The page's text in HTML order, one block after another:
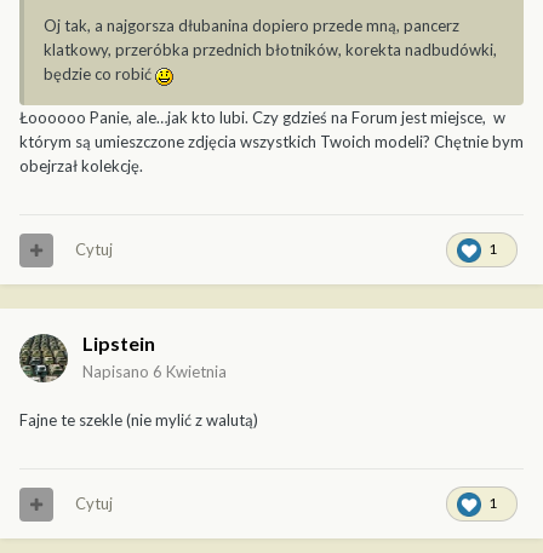
Oj tak, a najgorsza dłubanina dopiero przede mną, pancerz
klatkowy, przeróbka przednich błotników, korekta nadbudówki,
będzie co robić
Łoooooo Panie, ale…jak kto lubi. Czy gdzieś na Forum jest miejsce, w
którym są umieszczone zdjęcia wszystkich Twoich modeli? Chętnie bym
obejrzał kolekcję.
1
Cytuj
Lipstein
Napisano 6 Kwietnia
Fajne te szekle (nie mylić z walutą)
1
Cytuj